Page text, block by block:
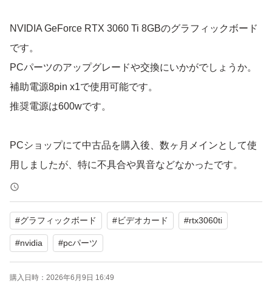
NVIDIA GeForce RTX 3060 Ti 8GBのグラフィックボード
です。
PCパーツのアップグレードや交換にいかがでしょうか。
補助電源8pin x1で使用可能です。
推奨電源は600wです。
PCショップにて中古品を購入後、数ヶ月メインとして使
用しましたが、特に不具合や異音などなかったです。
出品前のベンチではGPU最大温度70度台、ホットスポッ
ト80度台で安定していることを確認しました。
上位の物へ買い替えたため手放します。
購入時から傷や汚れ等少なく状態は良いと思います。
#グラフィックボード #ビデオカード #rtx3060ti
#nvidia #pcパーツ
購入日時： 2026年6月9日 16:49